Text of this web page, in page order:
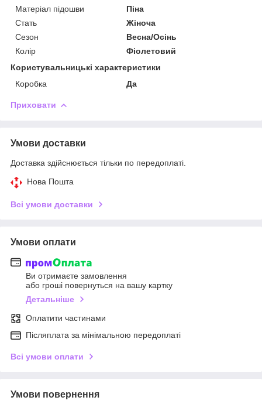
Матеріал підошви
Піна
Стать
Жіноча
Сезон
Весна/Осінь
Колір
Фіолетовий
Користувальницькі характеристики
Коробка
Да
Приховати
Умови доставки
Доставка здійснюється тільки по передоплаті.
Нова Пошта
Всі умови доставки
Умови оплати
Ви отримаєте замовлення
або гроші повернуться на вашу картку
Детальніше
Оплатити частинами
Післяплата за мінімальною передоплаті
Всі умови оплати
Умови повернення